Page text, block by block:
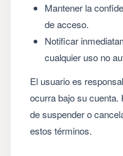
Mantener la
de acceso.
Notificar
cualquier uso no
El usuario es
ocurra bajo su
de suspender o
estos términos.